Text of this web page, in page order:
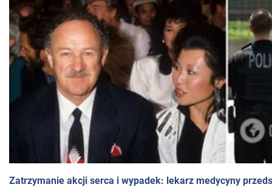
Zatrzymanie akcji serca i wypadek: lekarz medycyny